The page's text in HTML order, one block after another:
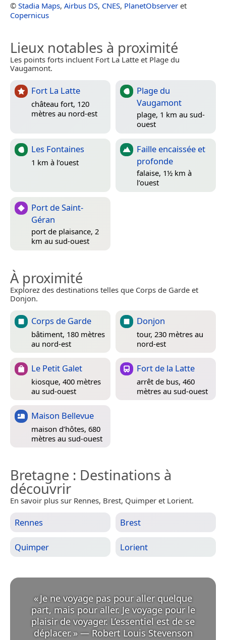
© Stadia Maps, Airbus DS, CNES, PlanetObserver et
Copernicus
Lieux notables à proximité
Les points forts incluent Fort La Latte et Plage du
Vaugamont.
Fort La Latte
château fort, 120
mètres au nord-est
Plage du
Vaugamont
plage, 1 km au sud-
ouest
Les Fontaines
1 km à l’ouest
Faille encaissée et
profonde
falaise, 1½ km à
l’ouest
Port de Saint-
Géran
port de plaisance, 2
km au sud-ouest
À proximité
Explorez des destinations telles que Corps de Garde et
Donjon.
Corps de Garde
bâtiment, 180 mètres
au nord-est
Donjon
tour, 230 mètres au
nord-est
Le Petit Galet
kiosque, 400 mètres
au sud-ouest
Fort de la Latte
arrêt de bus, 460
mètres au sud-ouest
Maison Bellevue
maison d’hôtes, 680
mètres au sud-ouest
Bretagne : Destinations à
découvrir
En savoir plus sur Rennes, Brest, Quimper et Lorient.
Rennes Brest
Quimper Lorient
«Je ne voyage pas pour aller quelque
part, mais pour aller. Je voyage pour le
plaisir de voyager. L’essentiel est de se
déplacer. » — Robert Louis Stevenson